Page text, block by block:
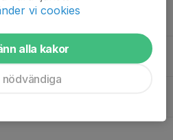
konstgräs
naturgräs
vi cookies
alla kakor
nödvändiga